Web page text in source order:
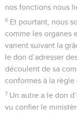
nos fonctions nous
6 Et pourtant, nous
comme les organes
varient suivant la
le don d’adresser
découlent de sa
conformes à la règle
7 Un autre a le don
vu confier le